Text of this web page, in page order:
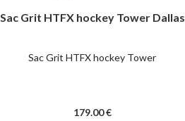
Sac Grit HTFX hockey Tower Dallas
Sac Grit HTFX hockey Tower
179.00€